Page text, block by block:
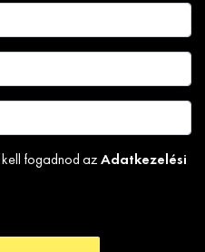
fogadnod az Adatkezelési